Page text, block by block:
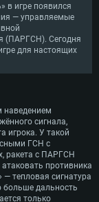
в игре появился
— управляемые
(ПАРГСН). Сегодня
для настоящих
наведением
сигнала,
игрока. У такой
ГСН с
ракета с ПАРГСН
противника
тепловая сигнатура
больше дальность
только